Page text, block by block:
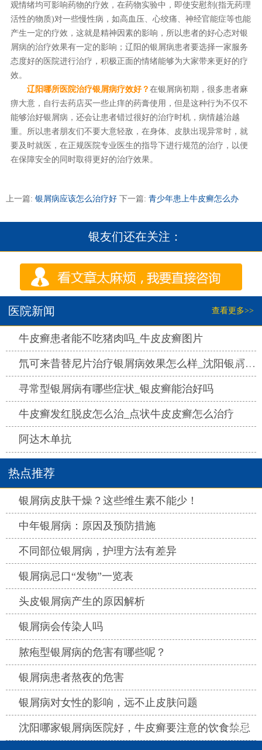
观情绪均可影响药物的疗效，在药物实验中，即使安慰剂(指无药理
活性的物质)对一些慢性病，如高血压、心绞痛、神经官能症等也能
产生一定的疗效，这就是精神因素的影响，所以患者的好心态对银
屑病的治疗效果有一定的影响；辽阳的银屑病患者要选择一家服务
态度好的医院进行治疗，积极正面的情绪能够为大家带来更好的疗
效。
辽阳哪所医院治疗银屑病疗效好？ 在银屑病初期，很多患者麻
痹大意，自行去药店买一些止痒的药膏使用，但是这种行为不仅不
能够治好银屑病，还会让患者错过很好的治疗时机，病情越治越
重。所以患者朋友们不要大意轻敌，在身体、皮肤出现异常时，就
要及时就医，在正规医院专业医生的指导下进行规范的治疗，以便
在保障安全的同时取得更好的治疗效果。
上一篇: 银屑病应该怎么治疗好 下一篇: 青少年患上牛皮癣怎么办
银友们还在关注：
医院新闻 查看更多>>
牛皮癣患者能不吃猪肉吗_牛皮皮癣图片
氘可来昔替尼片治疗银屑病效果怎么样_沈阳银屑病医院哪家好
热点
寻常型银屑病有哪些症状_银皮癣能治好吗
牛皮癣发红脱皮怎么治_点状牛皮皮癣怎么治疗热点
阿达木单抗
热点推荐
银屑病皮肤干燥？这些维生素不能少！
中年银屑病：原因及预防措施
不同部位银屑病，护理方法有差异
银屑病忌口“发物”一览表
头皮银屑病产生的原因解析
银屑病会传染人吗
脓疱型银屑病的危害有哪些呢？
银屑病患者熬夜的危害
银屑病对女性的影响，远不止皮肤问题
沈阳哪家银屑病医院好，牛皮癣要注意的饮食禁忌
热点